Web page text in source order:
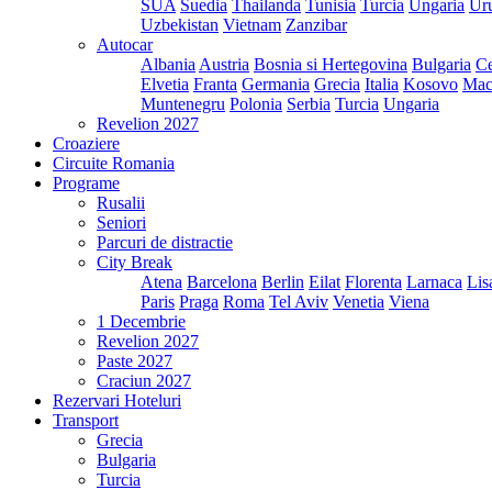
SUA Suedia Thailanda Tunisia Turcia Ungaria
Uzbekistan Vietnam Zanzibar
Autocar
Albania Austria Bosnia si Hertegovina Bulgaria
Elvetia Franta Germania Grecia Italia Kosovo
Muntenegru Polonia Serbia Turcia Ungaria
Revelion 2027
Croaziere
Circuite Romania
Programe
Rusalii
Seniori
Parcuri de distractie
City Break
Atena Barcelona Berlin Eilat Florenta Larnaca
Paris Praga Roma Tel Aviv Venetia Viena
1 Decembrie
Revelion 2027
Paste 2027
Craciun 2027
Rezervari Hoteluri
Transport
Grecia
Bulgaria
Turcia